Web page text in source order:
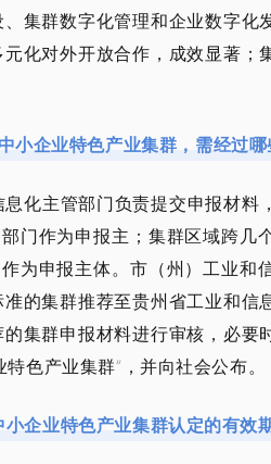
集群数字化管理和企业数字化
化对外开放合作，成效显著；
小企业特色产业集群，需经过哪
化主管部门负责提交申报材料
门作为申报主；集群区域跨几
为申报主体。市（州）工业和
的集群推荐至贵州省工业和信
集群申报材料进行审核，必要
色产业集群”，并向社会公布。
企业特色产业集群认定的有效